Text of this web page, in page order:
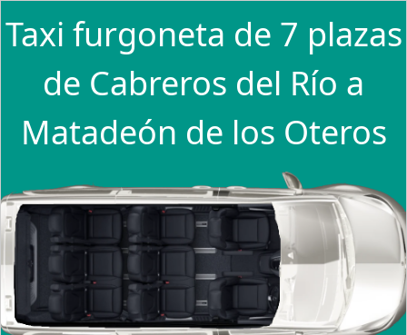
Taxi furgoneta de 7 plazas
de Cabreros del Río a
Matadeón de los Oteros